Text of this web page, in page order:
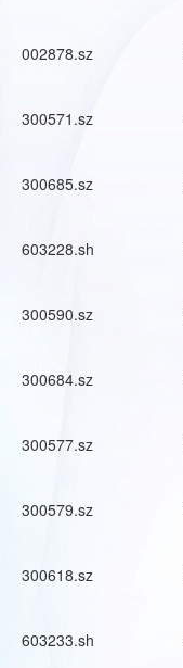
002878.sz
300571.sz
300685.sz
603228.sh
300590.sz
300684.sz
300577.sz
300579.sz
300618.sz
603233.sh